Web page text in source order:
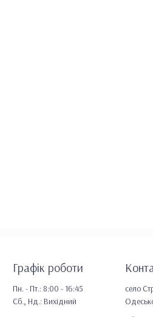
Графік роботи
Пн. - Пт.: 8:00 - 16:45
Сб., Нд.: Вихідний
село